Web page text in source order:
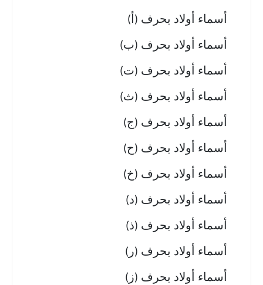
أسماء أولاد بحرف (أ)
أسماء أولاد بحرف (ب)
أسماء أولاد بحرف (ت)
أسماء أولاد بحرف (ث)
أسماء أولاد بحرف (ج)
أسماء أولاد بحرف (ح)
أسماء أولاد بحرف (خ)
أسماء أولاد بحرف (د)
أسماء أولاد بحرف (ذ)
أسماء أولاد بحرف (ر)
أسماء أولاد بحرف (ز)